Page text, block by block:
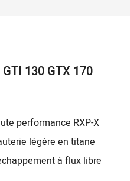
130 GTX 170
performance RXP-X
légère en titane
à flux libre